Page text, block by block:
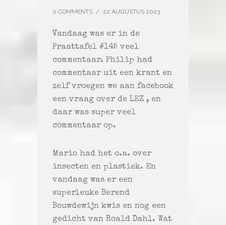
0 COMMENTS / 22 AUGUSTUS 2023
Vandaag was er in de
Praattafel #145 veel
commentaar. Philip had
commentaar uit een krant en
zelf vroegen we aan facebook
een vraag over de LEZ , en
daar was super veel
commentaar op.
Mario had het o.a. over
insecten en plastiek. En
vandaag was er een
superleuke Berend
Bouwdewijn kwis en nog een
gedicht van Roald Dahl. Wat